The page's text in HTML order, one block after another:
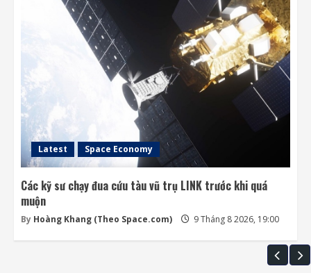
Latest Space Economy
Các kỹ sư chạy đua cứu tàu vũ trụ LINK trước khi quá
muộn
By Hoàng Khang (Theo Space.com) 9 Tháng 8 2026, 19:00